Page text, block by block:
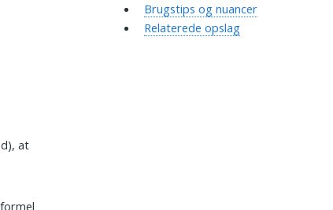
at
Brugstips og nuancer
Relaterede opslag